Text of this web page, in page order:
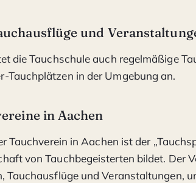
und
die Tauchschule auch regelmäßige
Tauchplätzen in der Umgebung an.
in Aachen
Tauchverein in Aachen ist der
von Tauchbegeisterten bildet. Der
Tauchausflüge und Veranstaltungen,